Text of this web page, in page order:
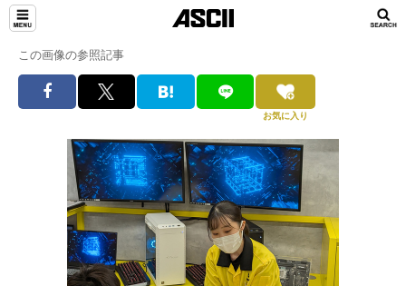
この画像の参照記事
お気に入り